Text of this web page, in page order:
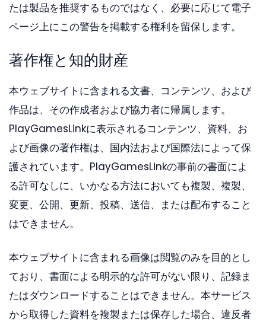
たは製品を推奨するものではなく、必要に応じて電子
ページ上にこの警告を掲載する権利を留保します。
著作権と知的財産
本ウェブサイトに含まれる文書、コンテンツ、および
作品は、その作成者および協力者に帰属します。
PlayGamesLinkに表示されるコンテンツ、資料、お
よび画像の著作権は、国内法および国際法によって保
護されています。PlayGamesLinkの事前の書面によ
る許可なしに、いかなる方法においても複製、複製、
変更、公開、更新、投稿、送信、または配布すること
はできません。
本ウェブサイトに含まれる画像は閲覧のみを目的とし
ており、書面による明示的な許可がない限り、記録ま
たはダウンロードすることはできません。本サービス
から取得した資料を複製または保存した場合、違反者